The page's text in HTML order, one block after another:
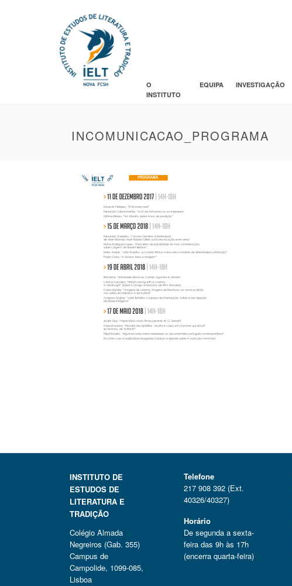
O
INSTITUTO
EQUIPA INVESTIGAÇÃO
INCOMUNICACAO_PROGRAMA
INSTITUTO DE
ESTUDOS DE
LITERATURA E
TRADIÇÃO
Colégio Almada
Negreiros (Gab. 355)
Campus de
Campolide, 1099-085,
Lisboa
Telefone
217 908 392 (Ext.
40326/40327)
Horário
De segunda a sexta-
feira das 9h às 17h
(encerra quarta-feira)